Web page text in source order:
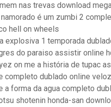
nas trevas download
é um zumbi 2
hell on wheels
explosiva 1 temporada
do paraiso assistir online
on me a história de tupac
completo dublado online
a forma da agua completo
shotenin honda-san